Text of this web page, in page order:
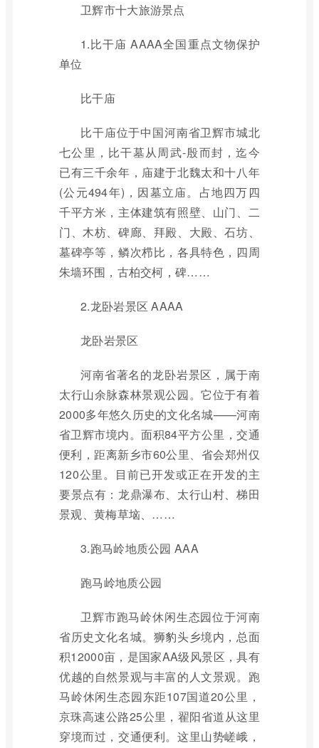
卫辉市十大旅游景点
1.比干庙 AAAA全国重点文物保护
单位
比干庙
比干庙位于中国河南省卫辉市城北
七公里，比干墓从周武-殷而封，迄今
已有三千余年，庙建于北魏太和十八年
(公元494年)，因墓立庙。占地四万四
千平方米，主体建筑有照壁、山门、二
门、木枋、碑廊、拜殿、大殿、石坊、
墓碑亭等，鳞次栉比，各具特色，四周
朱墙环围，古柏交柯，碑……
2.龙卧岩景区 AAAA
龙卧岩景区
河南省著名的龙卧岩景区，属于南
太行山余脉森林景观公园。它位于有着
2000多年悠久历史的文化名城——河南
省卫辉市境内。面积84平方公里，交通
便利，距离新乡市60公里、省会郑州仅
120公里。目前已开发或正在开发的主
要景点有：龙鼎瀑布、太行山村、梯田
景观、黄梅草垴、……
3.跑马岭地质公园 AAA
跑马岭地质公园
卫辉市跑马岭休闲生态园位于河南
省历史文化名城。狮豹头乡境内，总面
积12000亩，是国家AA级风景区，具有
优越的自然景观与丰富的人文景观。跑
马岭休闲生态园东距107国道20公里，
京珠高速公路25公里，翟阳省道从这里
穿境而过，交通便利。这里山势嵯峨，